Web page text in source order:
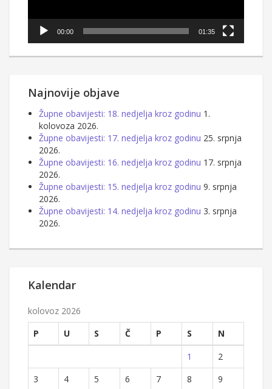
00:00 01:35
Najnovije objave
Župne obavijesti: 18. nedjelja kroz godinu 1.
kolovoza 2026.
Župne obavijesti: 17. nedjelja kroz godinu 25. srpnja
2026.
Župne obavijesti: 16. nedjelja kroz godinu 17. srpnja
2026.
Župne obavijesti: 15. nedjelja kroz godinu 9. srpnja
2026.
Župne obavijesti: 14. nedjelja kroz godinu 3. srpnja
2026.
Kalendar
kolovoz 2026
P
U S Č P S
N
1
2
3
4 5 6 7 8
9